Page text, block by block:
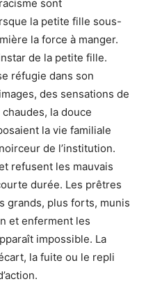
sont
la petite fille sous-
la force à manger.
de la petite fille.
réfugie dans son
des sensations de
la douce
la vie familiale
de l’institution.
refusent les mauvais
durée. Les prêtres
grands, plus forts, munis
et enferment les
impossible. La
la fuite ou le repli